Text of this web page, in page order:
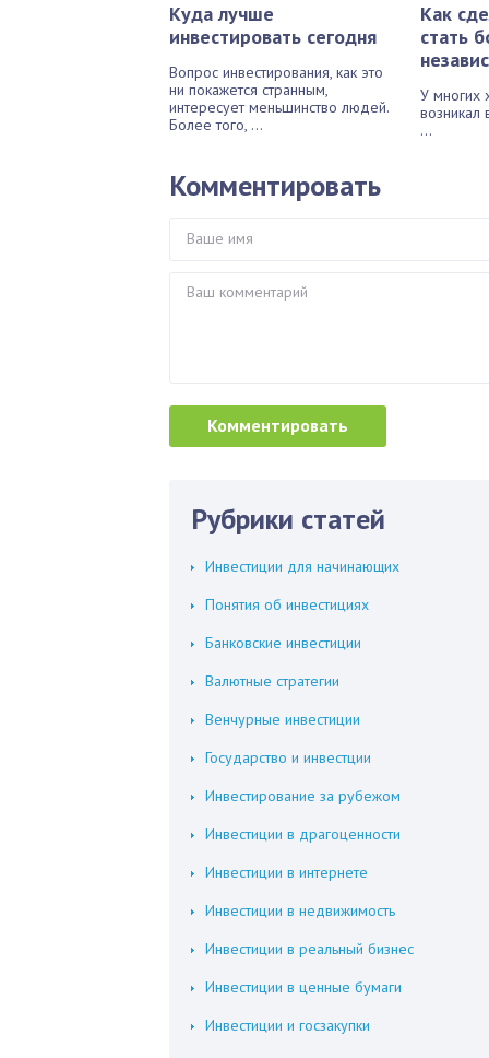
Куда лучше
инвестировать сегодня
Вопрос инвестирования, как это
ни покажется странным,
интересует меньшинство людей.
Более того, ...
Как
стать
У многих
возникал
...
Комментировать
Рубрики статей
Инвестиции для начинающих
Понятия об инвестициях
Банковские инвестиции
Валютные стратегии
Венчурные инвестиции
Государство и инвестции
Инвестирование за рубежом
Инвестиции в драгоценности
Инвестиции в интернете
Инвестиции в недвижимость
Инвестиции в реальный бизнес
Инвестиции в ценные бумаги
Инвестиции и госзакупки